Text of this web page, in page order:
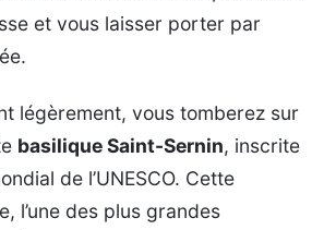
et vous laisser porter par
légèrement, vous tomberez sur
basilique Saint-Sernin, inscrite
de l’UNESCO. Cette
l’une des plus grandes